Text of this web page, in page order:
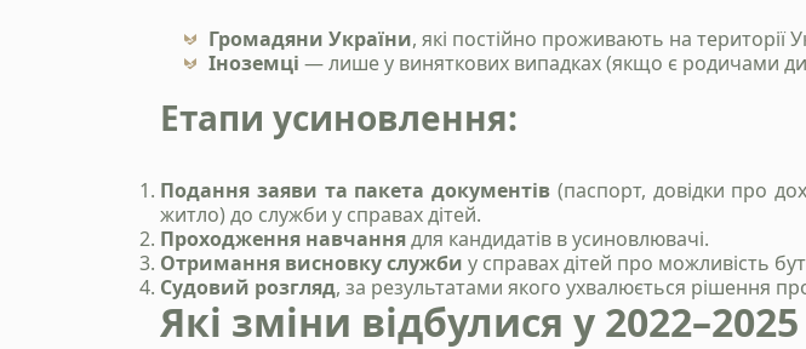
Громадяни України, які постійно проживають на території
Іноземці — лише у виняткових випадках (якщо є родичами
Етапи усиновлення:
Подання заяви та пакета документів (паспорт, довідки про
житло) до служби у справах дітей.
Проходження навчаннядля кандидатів в усиновлювачі.
Отримання висновку служби у справах дітей про можливість
Судовий розгляд, за результатами якого ухвалюється рішення
Які зміни відбулися у
+38 050 976